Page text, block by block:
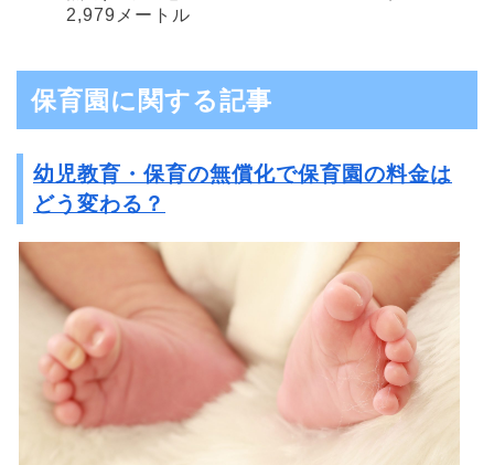
2,979メートル
保育園に関する記事
幼児教育・保育の無償化で保育園の料金は
どう変わる？